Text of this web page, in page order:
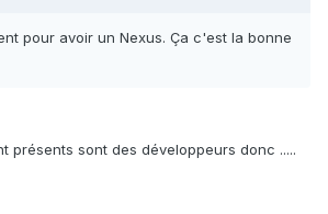
pour avoir un Nexus. Ça c'est la bonne
présents sont des développeurs donc .....